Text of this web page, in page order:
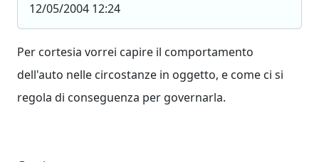
12/05/2004 12:24
Per cortesia vorrei capire il comportamento
dell'auto nelle circostanze in oggetto, e come ci si
regola di conseguenza per governarla.